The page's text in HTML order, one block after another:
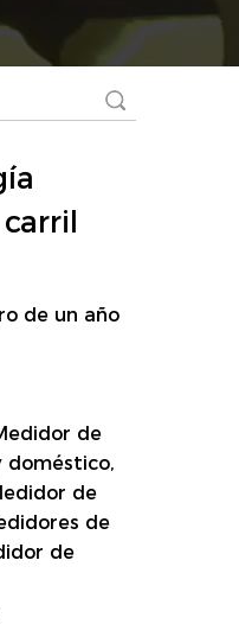
de un año
de
doméstico,
de
de
de